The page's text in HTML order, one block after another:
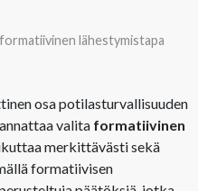
lähestymistapa
osa potilasturvallisuuden
valita formatiivinen
merkittävästi sekä
formatiivisen